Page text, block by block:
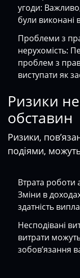
угоди:
були виконані
Проблеми з
нерухомість:
проблем з
виступати як
Ризики
обставин
Ризики,
подіями,
Втрата роботи
Зміни в
здатність
Несподівані
витрати
зобов’язання